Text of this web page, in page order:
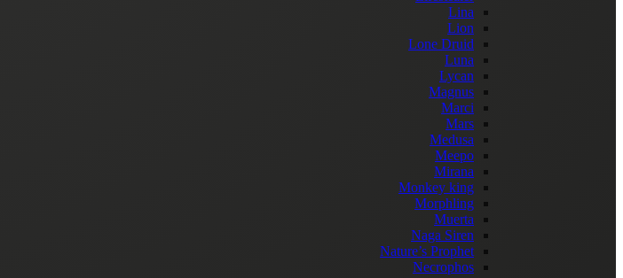
Lina
Lion
Lone Druid
Luna
Lycan
Magnus
Marci
Mars
Medusa
Meepo
Mirana
Monkey king
Morphling
Muerta
Naga Siren
Nature’s Prophet
Necrophos